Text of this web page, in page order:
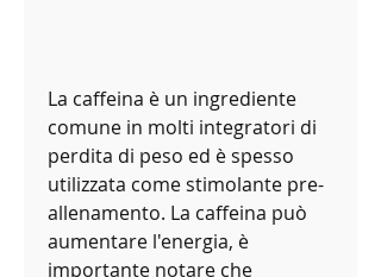
La caffeina è un ingrediente
comune in molti integratori di
perdita di peso ed è spesso
utilizzata come stimolante pre-
allenamento. La caffeina può
aumentare l'energia, è
importante notare che